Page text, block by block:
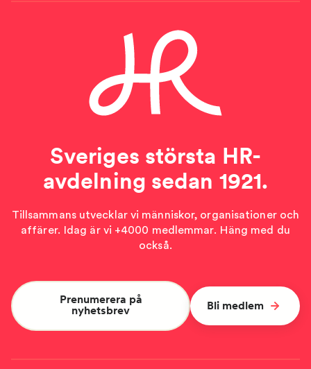
Sveriges största HR-
avdelning sedan 1921.
Tillsammans utvecklar vi människor, organisationer och
affärer. Idag är vi +4000 medlemmar. Häng med du
också.
Prenumerera på
nyhetsbrev
Bli medlem